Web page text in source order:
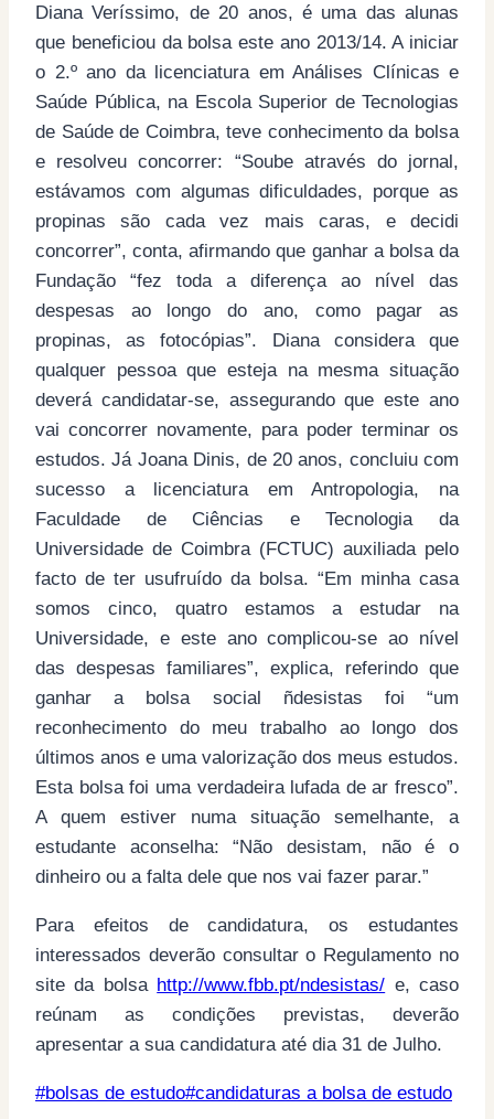
Diana Veríssimo, de 20 anos, é uma das alunas
que beneficiou da bolsa este ano 2013/14. A iniciar
o 2.º ano da licenciatura em Análises Clínicas e
Saúde Pública, na Escola Superior de Tecnologias
de Saúde de Coimbra, teve conhecimento da bolsa
e resolveu concorrer: “Soube através do jornal,
estávamos com algumas dificuldades, porque as
propinas são cada vez mais caras, e decidi
concorrer”, conta, afirmando que ganhar a bolsa da
Fundação “fez toda a diferença ao nível das
despesas ao longo do ano, como pagar as
propinas, as fotocópias”. Diana considera que
qualquer pessoa que esteja na mesma situação
deverá candidatar-se, assegurando que este ano
vai concorrer novamente, para poder terminar os
estudos. Já Joana Dinis, de 20 anos, concluiu com
sucesso a licenciatura em Antropologia, na
Faculdade de Ciências e Tecnologia da
Universidade de Coimbra (FCTUC) auxiliada pelo
facto de ter usufruído da bolsa. “Em minha casa
somos cinco, quatro estamos a estudar na
Universidade, e este ano complicou-se ao nível
das despesas familiares”, explica, referindo que
ganhar a bolsa social ñdesistas foi “um
reconhecimento do meu trabalho ao longo dos
últimos anos e uma valorização dos meus estudos.
Esta bolsa foi uma verdadeira lufada de ar fresco”.
A quem estiver numa situação semelhante, a
estudante aconselha: “Não desistam, não é o
dinheiro ou a falta dele que nos vai fazer parar.”
Para efeitos de candidatura, os estudantes
interessados deverão consultar o Regulamento no
site da bolsa http://www.fbb.pt/ndesistas/ e, caso
reúnam as condições previstas, deverão
apresentar a sua candidatura até dia 31 de Julho.
Post
#bolsas de estudo#candidaturas a bolsa de estudo